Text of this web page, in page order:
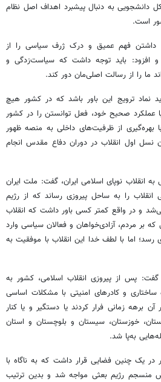
به دنبال پیشبرد اهداف اصل نظام
است.
داشتن فهم عمیق و درک ژرف سیاسی را از
و افزود: باید توجه داشت که سیاست‌زدگی و
ما را از رسالت اصلی‌مان دور کند.
نماد ترویج این باور باشد که در کشور هیچ
عملکرد صحیح خود، فعل توانستن را در کشور
بهره‌گیری از ظرفیت‌های داخلی به منصه ظهور
نسل اول انقلاب در دوران دفاع مقدس انجام
به انقلاب نوپای اسلامی ایران، گفت: ملت ایران
کشتی انقلاب را به ساحل پیروزی رساند که از رژیم
و در واقع کمتر کسی باور داشت که انقلاب
بر مردم، آزادی‌خواهان و فعالان سیاسی وارد
رسد؛ اما با لطف خدا این انقلاب با موفقیت به
پس از پیروزی انقلاب اسلامی، کشور به
ساختاری و کادرهای امنیتی با مشکلات اساسی
برهه زمانی فرار کردند یا دستگیر و یا کنار
خوزستان، سیستان و بلوچستان و استان
به‌پا شد.
یک چنین فضایی قرار داشت که به ناگاه با
منسجم رژیم بعثی مواجه شد و بدین ترتیب